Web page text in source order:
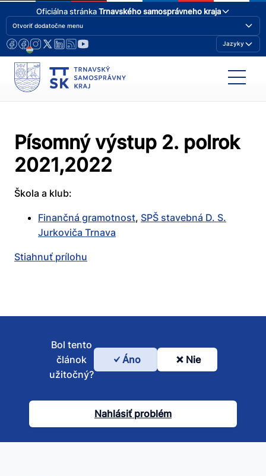
Oficiálna stránkaTrnavského samosprávneho kraja
Otvoriť dodatočne menu
Jazyky
Písomný výstup 2. polrok
2021,2022
Škola a klub:
Finančná gramotnost, SPŠ stavebná D. S.
Jurkoviča Trnava
Stiahnuť prílohu
Bol
článok
užitočný?
Bol tento
článok
užitočný?
Áno Nie
Nahlásiť problém